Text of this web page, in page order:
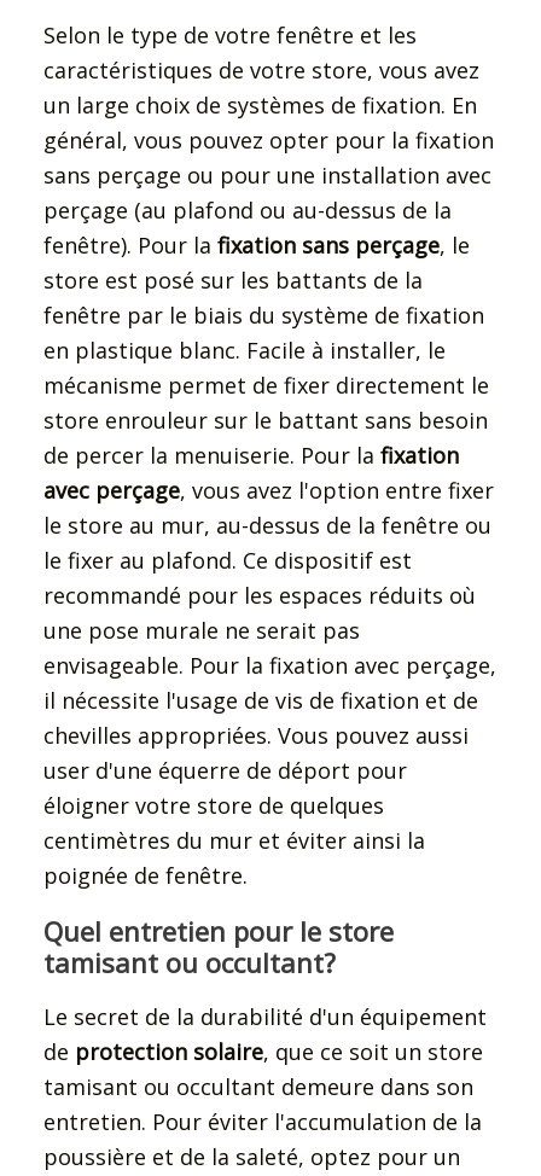
Selon le type de votre fenêtre et les
caractéristiques de votre store, vous avez
un large choix de systèmes de fixation. En
général, vous pouvez opter pour la fixation
sans perçage ou pour une installation avec
perçage (au plafond ou au-dessus de la
fenêtre). Pour la fixation sans perçage, le
store est posé sur les battants de la
fenêtre par le biais du système de fixation
en plastique blanc. Facile à installer, le
mécanisme permet de fixer directement le
store enrouleur sur le battant sans besoin
de percer la menuiserie. Pour la fixation
avec perçage, vous avez l'option entre fixer
le store au mur, au-dessus de la fenêtre ou
le fixer au plafond. Ce dispositif est
recommandé pour les espaces réduits où
une pose murale ne serait pas
envisageable. Pour la fixation avec perçage,
il nécessite l'usage de vis de fixation et de
chevilles appropriées. Vous pouvez aussi
user d'une équerre de déport pour
éloigner votre store de quelques
centimètres du mur et éviter ainsi la
poignée de fenêtre.
Quel entretien pour le store
tamisant ou occultant?
Le secret de la durabilité d'un équipement
de protection solaire, que ce soit un store
tamisant ou occultant demeure dans son
entretien. Pour éviter l'accumulation de la
poussière et de la saleté, optez pour un